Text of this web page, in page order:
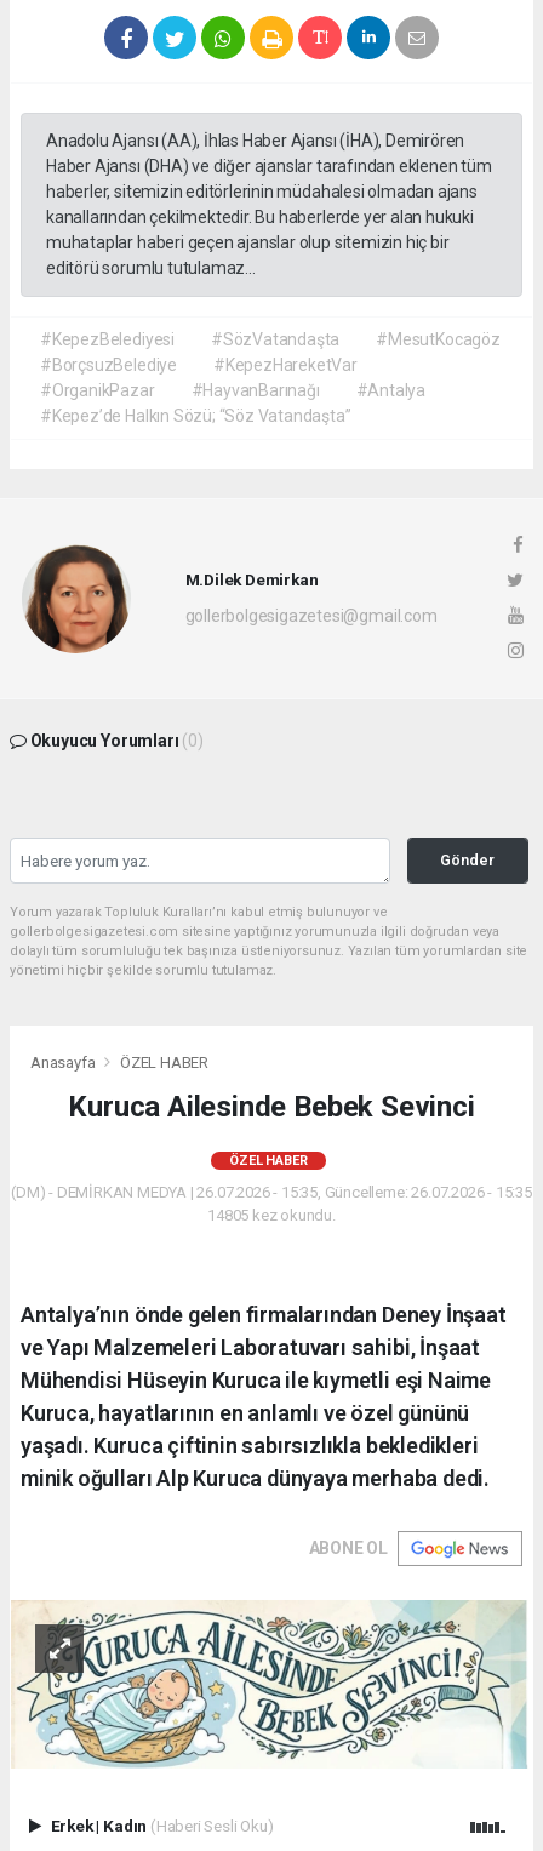
Anadolu Ajansı (AA), İhlas Haber Ajansı (İHA), Demirören
Haber Ajansı (DHA) ve diğer ajanslar tarafından eklenen tüm
haberler, sitemizin editörlerinin müdahalesi olmadan ajans
kanallarından çekilmektedir. Bu haberlerde yer alan hukuki
muhataplar haberi geçen ajanslar olup sitemizin hiç bir
editörü sorumlu tutulamaz...
#KepezBelediyesi #SözVatandaşta
#MesutKocagöz
#BorçsuzBelediye
#KepezHareketVar
#OrganikPazar
#HayvanBarınağı
#Antalya
#Kepez’de Halkın Sözü; “Söz Vatandaşta”
M.Dilek Demirkan
gollerbolgesigazetesi@gmail.com
Okuyucu Yorumları (0)
Gönder
Yorum yazarak Topluluk Kuralları’nı kabul etmiş bulunuyor ve
gollerbolgesigazetesi.com sitesine yaptığınız yorumunuzla ilgili doğrudan veya
dolaylı tüm sorumluluğu tek başınıza üstleniyorsunuz. Yazılan tüm yorumlardan site
yönetimi hiçbir şekilde sorumlu tutulamaz.
Anasayfa ÖZEL HABER
Kuruca Ailesinde Bebek Sevinci
ÖZEL HABER
(DM) - DEMİRKAN MEDYA | 26.07.2026 - 15:35, Güncelleme: 26.07.2026 - 15:35
14805 kez okundu.
Antalya’nın önde gelen firmalarından Deney İnşaat
ve Yapı Malzemeleri Laboratuvarı sahibi, İnşaat
Mühendisi Hüseyin Kuruca ile kıymetli eşi Naime
Kuruca, hayatlarının en anlamlı ve özel gününü
yaşadı. Kuruca çiftinin sabırsızlıkla bekledikleri
minik oğulları Alp Kuruca dünyaya merhaba dedi.
ABONE OL
Erkek| Kadın (Haberi Sesli Oku)